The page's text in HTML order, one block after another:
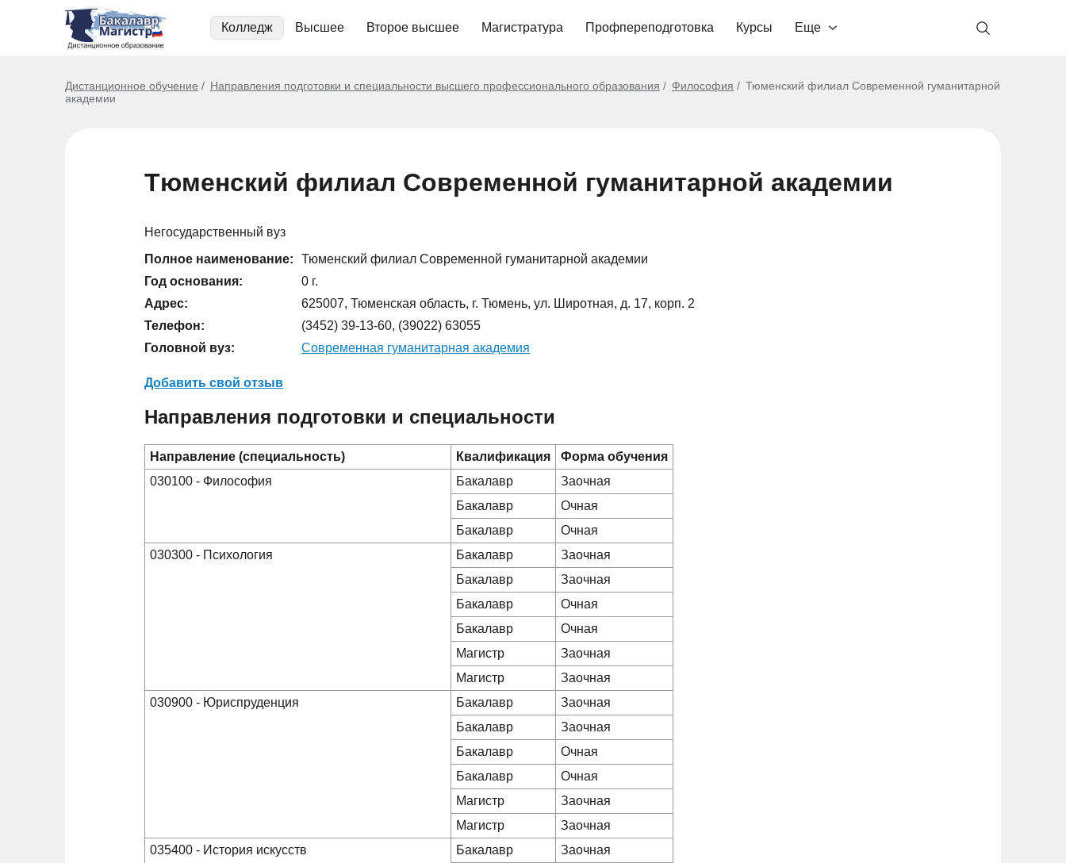
Колледж Высшее Второе высшее Магистратура Профпереподготовка Курсы Еще
Дистанционное обучение Направления подготовки и специальности высшего профессионального образования Философия
Тюменский филиал Современной гуманитарной
академии
Тюменский филиал Современной гуманитарной академии
Негосударственный вуз
Полное наименование:
Тюменский филиал Современной гуманитарной академии
Год основания:
0 г.
Адрес:
625007, Тюменская область, г. Тюмень, ул. Широтная, д. 17, корп. 2
Телефон:
(3452) 39-13-60, (39022) 63055
Головной вуз:
Современная гуманитарная академия
Добавить свой отзыв
Направления подготовки и специальности
Направление (специальность) Квалификация
Форма обучения
030100 - Философия
Бакалавр
Заочная
Бакалавр
Очная
Бакалавр
Очная
030300 - Психология
Бакалавр
Заочная
Бакалавр
Заочная
Бакалавр
Очная
Бакалавр
Очная
Магистр
Заочная
Магистр
Заочная
030900 - Юриспруденция
Бакалавр
Заочная
Бакалавр
Заочная
Бакалавр
Очная
Бакалавр
Очная
Магистр
Заочная
Магистр
Заочная
035400 - История искусств
Бакалавр
Заочная